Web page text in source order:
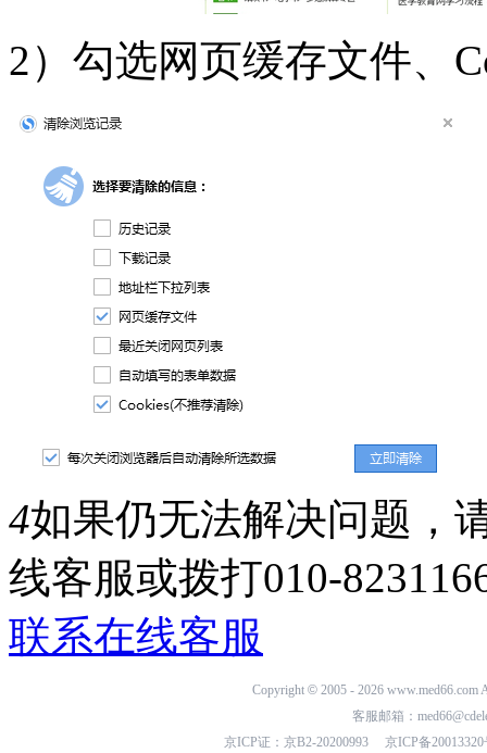
2）勾选网页缓存文件、
4如果仍无法解决问题，
线客服或拨打010-
联系在线客服